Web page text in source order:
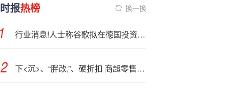
时报热榜 换一换
行业消息!人士称谷歌拟在德国投资数十亿欧元
下<沉>、“胖改,”、硬折扣 商超零售企业转型发展各显神通